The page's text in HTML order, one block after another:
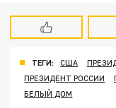
ТЕГИ: США
ПРЕЗИДЕНТ РОССИИ
БЕЛЫЙ ДОМ